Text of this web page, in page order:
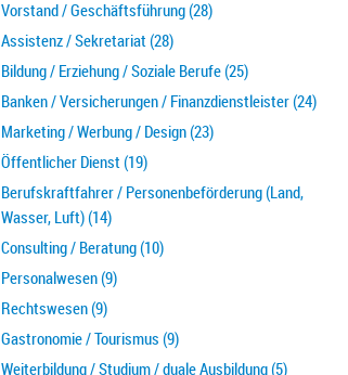
Vorstand / Geschäftsführung (28)
Assistenz / Sekretariat (28)
Bildung / Erziehung / Soziale Berufe (25)
Banken / Versicherungen / Finanzdienstleister (24)
Marketing / Werbung / Design (23)
Öffentlicher Dienst (19)
Berufskraftfahrer / Personenbeförderung (Land,
Wasser, Luft) (14)
Consulting / Beratung (10)
Personalwesen (9)
Rechtswesen (9)
Gastronomie / Tourismus (9)
Weiterbildung / Studium / duale Ausbildung (5)